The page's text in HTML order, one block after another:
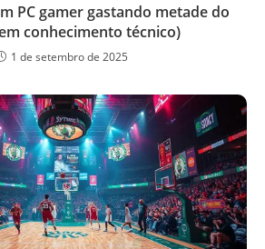
PC gamer gastando metade do
conhecimento técnico)
1 de setembro de 2025